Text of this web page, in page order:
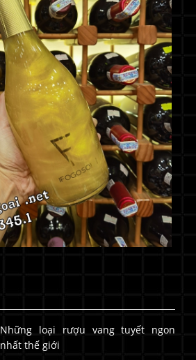
Những loại rượu vang tuyết ngon
nhất thế giới